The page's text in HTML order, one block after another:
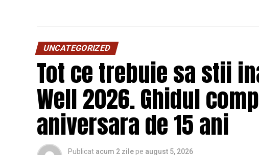
UNCATEGORIZED
Tot ce trebuie sa stii
Well 2026. Ghidul
aniversara de 15 ani
Publicat acum 2 zile pe august 5, 2026